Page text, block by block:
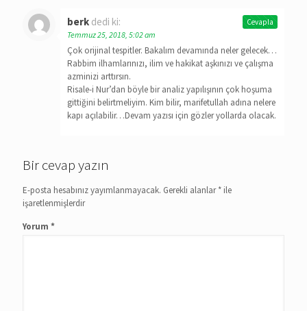
berk dedi ki:
Temmuz 25, 2018, 5:02 am
Çok orijinal tespitler. Bakalım devamında neler gelecek…
Rabbim ilhamlarınızı, ilim ve hakikat aşkınızı ve çalışma
azminizi arttırsın.
Risale-i Nur’dan böyle bir analiz yapılışının çok hoşuma
gittiğini belirtmeliyim. Kim bilir, marifetullah adına nelere
kapı açılabilir…Devam yazısı için gözler yollarda olacak.
Cevapla
Bir cevap yazın
E-posta hesabınız yayımlanmayacak. Gerekli alanlar* ile
işaretlenmişlerdir
Yorum *